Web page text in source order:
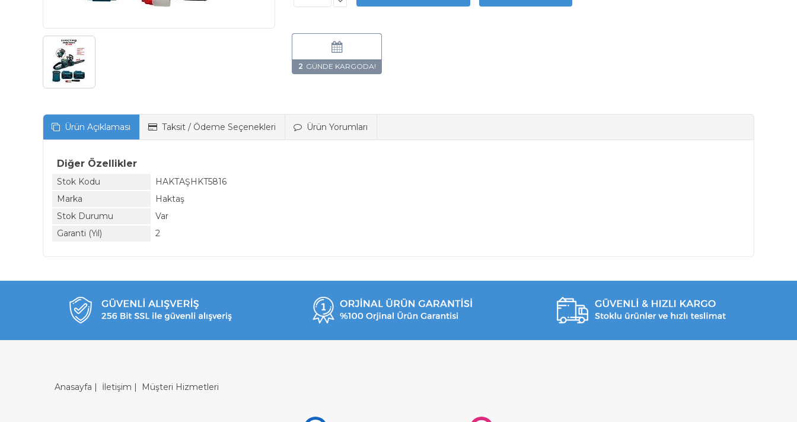
2
Ürün Açıklaması Taksit / Ödeme Seçenekleri Ürün Yorumları
Diğer Özellikler
Stok Kodu
HAKTAŞHKT5816
Marka
Haktaş
Stok Durumu
Var
Garanti (Yıl)
2
Anasayfa | İletişim | Müşteri Hizmetleri